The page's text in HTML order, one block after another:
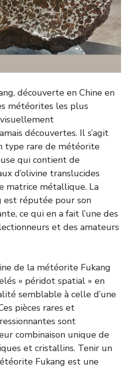
découverte en Chine en
météorites les plus
découvertes. Il s’agit
type rare de météorite
qui contient de
d’olivine translucides
matrice métallique. La
est réputée pour son
ce qui en a fait l’une des
et des amateurs
de la météorite Fukang
« péridot spatial » en
semblable à celle d’une
pièces rares et
sont
combinaison unique de
et cristallins. Tenir un
Fukang est une